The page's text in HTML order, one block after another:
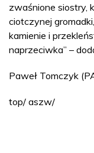
zwaśnione siostry,
ciotczynej
kamienie i
naprzeciwka” –
Paweł Tomczyk
top/ aszw/